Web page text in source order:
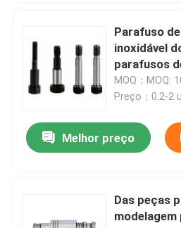
Pinos do núcleo do molde
Peças fazendo à máquina do
Peças de trituração do CNC
Peças feitas à máquina
Parafuso
inoxidável
parafusos
SCM435
MOQ：MOQ:
Preço：0.2-2
Melhor preço
Das peças
modelagem